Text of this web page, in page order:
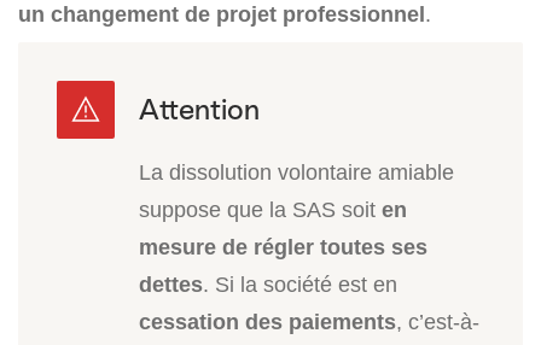
un changement de projet professionnel.
La dissolution volontaire amiable
suppose que la SAS soit en
mesure de régler toutes ses
dettes. Si la société est en
cessation des paiements, c’est-à-